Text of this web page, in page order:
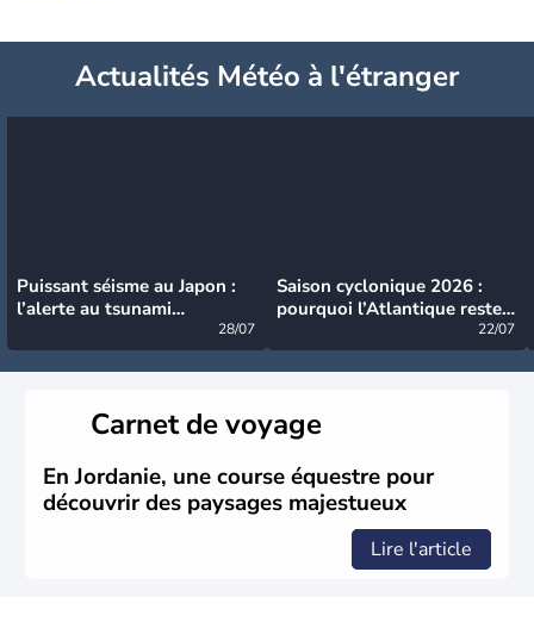
Actualités Météo à l'étranger
Puissant séisme au Japon :
l’alerte au tsunami
28/07
Saison cyclonique 2026 :
pourquoi l’Atlantique reste
22/07
Carnet de voyage
En Jordanie, une course équestre pour
découvrir des paysages majestueux
Lire l'article